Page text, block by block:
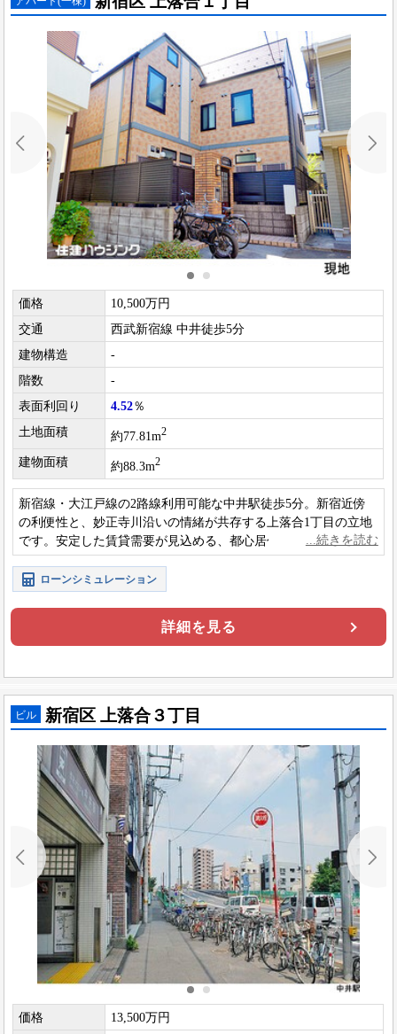
価格
10,500万円
交通
西武新宿線 中井徒歩5分
建物構造
-
階数
-
表面利回り
4.52％
土地面積
約77.81m2
建物面積 約88.3m2
新宿線・大江戸線の2路線利用可能な中井駅徒歩5分。新宿近傍
の利便性と、妙正寺川沿いの情緒が共存する上落合1丁目の立地
です。安定した賃貸需要が見込める、都心居住に適した収益用1
棟アパート。
ローンシミュレーション
詳細を見る
ビル 新宿区 上落合３丁目
価格
13,500万円